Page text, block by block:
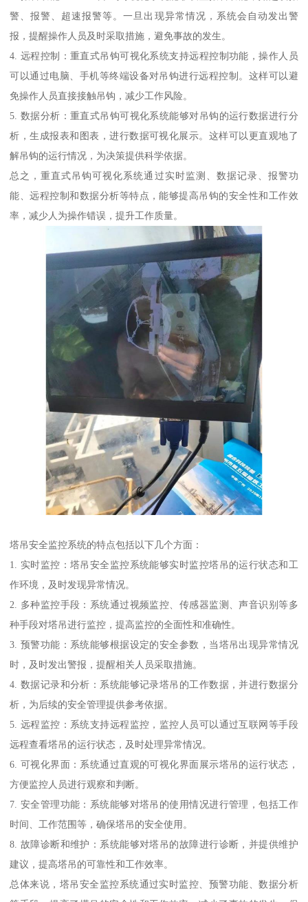
警、报警、超速报警等。一旦出现异常情况，系统会自动发出警
报，提醒操作人员及时采取措施，避免事故的发生。
4. 远程控制：重直式吊钩可视化系统支持远程控制功能，操作人员
可以通过电脑、手机等终端设备对吊钩进行远程控制。这样可以避
免操作人员直接接触吊钩，减少工作风险。
5. 数据分析：重直式吊钩可视化系统能够对吊钩的运行数据进行分
析，生成报表和图表，进行数据可视化展示。这样可以更直观地了
解吊钩的运行情况，为决策提供科学依据。
总之，重直式吊钩可视化系统通过实时监测、数据记录、报警功
能、远程控制和数据分析等特点，能够提高吊钩的安全性和工作效
率，减少人为操作错误，提升工作质量。
塔吊安全监控系统的特点包括以下几个方面：
1. 实时监控：塔吊安全监控系统能够实时监控塔吊的运行状态和工
作环境，及时发现异常情况。
2. 多种监控手段：系统通过视频监控、传感器监测、声音识别等多
种手段对塔吊进行监控，提高监控的全面性和准确性。
3. 预警功能：系统能够根据设定的安全参数，当塔吊出现异常情况
时，及时发出警报，提醒相关人员采取措施。
4. 数据记录和分析：系统能够记录塔吊的工作数据，并进行数据分
析，为后续的安全管理提供参考依据。
5. 远程监控：系统支持远程监控，监控人员可以通过互联网等手段
远程查看塔吊的运行状态，及时处理异常情况。
6. 可视化界面：系统通过直观的可视化界面展示塔吊的运行状态，
方便监控人员进行观察和判断。
7. 安全管理功能：系统能够对塔吊的使用情况进行管理，包括工作
时间、工作范围等，确保塔吊的安全使用。
8. 故障诊断和维护：系统能够对塔吊的故障进行诊断，并提供维护
建议，提高塔吊的可靠性和工作效率。
总体来说，塔吊安全监控系统通过实时监控、预警功能、数据分析